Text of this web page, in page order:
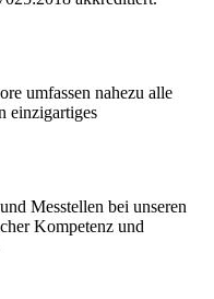
umfassen nahezu alle
einzigartiges
Messtellen bei unseren
Kompetenz und